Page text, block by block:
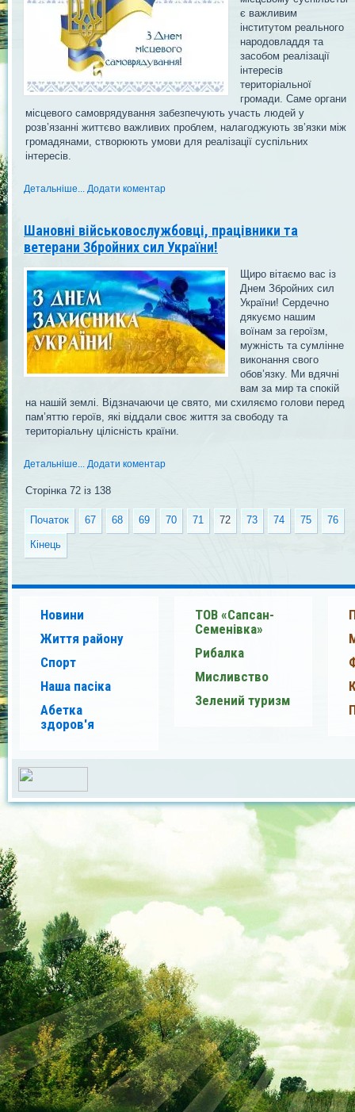
є важливим
інститутом реального
народовладдя та
засобом реалізації
інтересів
територіальної
громади. Саме органи
місцевого самоврядування забезпечують участь людей у
розв’язанні життєво важливих проблем, налагоджують зв’язки між
громадянами, створюють умови для реалізації суспільних
інтересів.
Детальніше... Додати коментар
Шановні військовослужбовці, працівники та
ветерани Збройних сил України!
Щиро вітаємо вас із
Днем Збройних сил
України! Сердечно
дякуємо нашим
воїнам за героїзм,
мужність та сумлінне
виконання свого
обов’язку. Ми вдячні
вам за мир та спокій
на нашій землі. Відзначаючи це свято, ми схиляємо голови перед
пам’яттю героїв, які віддали своє життя за свободу та
територіальну цілісність країни.
Детальніше... Додати коментар
Сторінка 72 із 138
Початок 67 68 69 70 71 72 73 74 75 76
Кінець
Новини
Життя району
Спорт
Наша пасіка
Абетка
здоров'я
ТОВ «Сапсан-
Семенівка»
Рибалка
Мисливство
Зелений туризм